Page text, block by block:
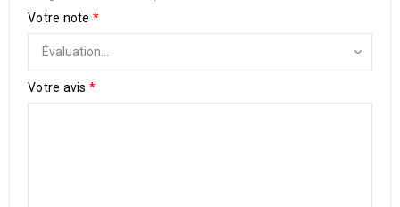
Votre note *
Votre avis *